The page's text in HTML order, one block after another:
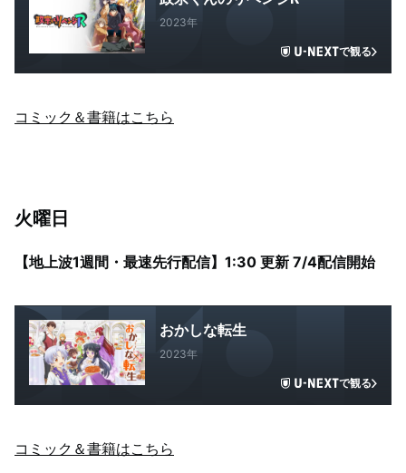
2023年
で観る
コミック＆書籍はこちら
火曜日
【地上波1週間・最速先行配信】1:30 更新 7/4配信開始
おかしな転生
2023年
で観る
コミック＆書籍はこちら